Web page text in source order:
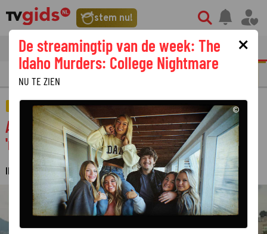
stem nu!
tvgids streaming nieuws
STREAMING
AMUSEMENT
Angela de Jong rekent af met mama Mo:
'narcistisch takkewijf'
IRMA TOMAS ·25 NOVEMBER 2025 14:00
×
De streamingtip van de week: The
Idaho Murders: College Nightmare
NU TE ZIEN
©